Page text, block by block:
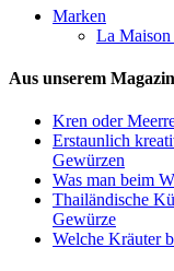
Marken
La
Aus unserem
Kren oder
Erstaunlich
Gewürzen
Was man beim
Thailändische
Gewürze
Welche Kräuter